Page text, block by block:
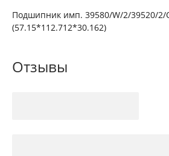
Подшипник имп. 39580/W/2/39520/2/
(57.15*112.712*30.162)
Отзывы